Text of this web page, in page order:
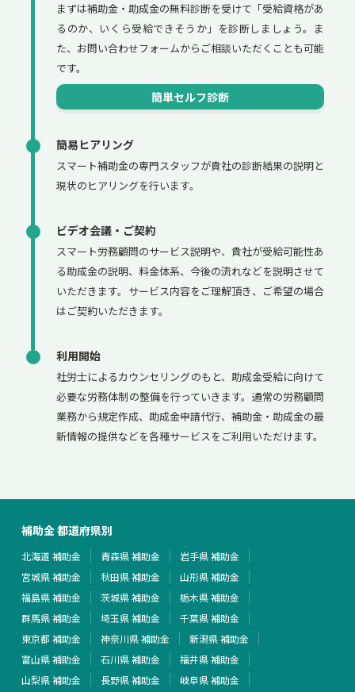
まずは補助金・助成金の無料診断を受けて「受給資格があ
るのか、いくら受給できそうか」を診断しましょう。ま
た、お問い合わせフォームからご相談いただくことも可能
です。
簡単セルフ診断
簡易ヒアリング
スマート補助金の専門スタッフが貴社の診断結果の説明と
現状のヒアリングを行います。
ビデオ会議・ご契約
スマート労務顧問のサービス説明や、貴社が受給可能性あ
る助成金の説明、料金体系、今後の流れなどを説明させて
いただきます。サービス内容をご理解頂き、ご希望の場合
はご契約いただきます。
利用開始
社労士によるカウンセリングのもと、助成金受給に向けて
必要な労務体制の整備を行っていきます。通常の労務顧問
業務から規定作成、助成金申請代行、補助金・助成金の最
新情報の提供などを各種サービスをご利用いただけます。
補助金 都道府県別
北海道 補助金 青森県 補助金
岩手県 補助金
宮城県 補助金
秋田県 補助金
山形県 補助金
福島県 補助金
茨城県 補助金
栃木県 補助金
群馬県 補助金
埼玉県 補助金
千葉県 補助金
東京都 補助金
神奈川県 補助金
新潟県 補助金
富山県 補助金
石川県 補助金
福井県 補助金
山梨県 補助金
長野県 補助金
岐阜県 補助金